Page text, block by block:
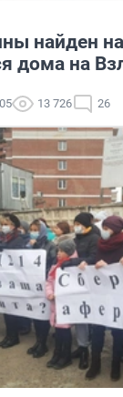
найден
дома на
13 726 26